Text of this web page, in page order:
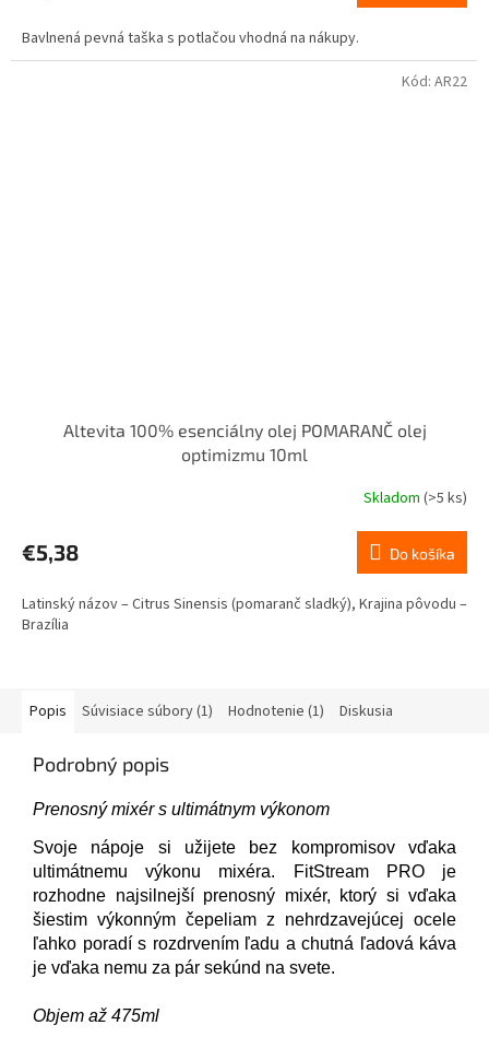
Bavlnená pevná taška s potlačou vhodná na nákupy.
Altevita 100% esenciálny olej POMARANČ olej
optimizmu 10ml
produktu
je
z
5
Skladom(>5 ks)
€5,38 Do košíka
Latinský názov – Citrus Sinensis (pomaranč sladký), Krajina pôvodu –
Brazília
Kód: AR22
Popis Súvisiace súbory (1) Hodnotenie (1) Diskusia
Podrobný popis
Prenosný mixér s ultimátnym výkonom
Svoje nápoje si užijete bez kompromisov vďaka
ultimátnemu výkonu mixéra. FitStream PRO je
rozhodne najsilnejší prenosný mixér, ktorý si vďaka
šiestim výkonným čepeliam z nehrdzavejúcej ocele
ľahko poradí s rozdrvením ľadu a chutná ľadová káva
je vďaka nemu za pár sekúnd na svete.
Objem až 475ml